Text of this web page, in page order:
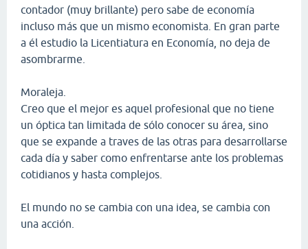
contador (muy brillante) pero sabe de economía
incluso más que un mismo economista. En gran parte
a él estudio la Licentiatura en Economía, no deja de
asombrarme.
Moraleja.
Creo que el mejor es aquel profesional que no tiene
un óptica tan limitada de sólo conocer su área, sino
que se expande a traves de las otras para desarrollarse
cada día y saber como enfrentarse ante los problemas
cotidianos y hasta complejos.
El mundo no se cambia con una idea, se cambia con
una acción.